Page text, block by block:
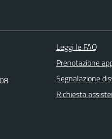
Leggi le FAQ
Prenotazione
Segnalazione
Richiesta